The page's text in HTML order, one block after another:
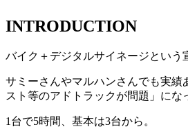
INTRODUCTION
バイク＋デジタルサイネージという
サミーさんやマルハンさんでも実績
スト等のアドトラックが問題」にな
1台で5時間、基本は3台から。